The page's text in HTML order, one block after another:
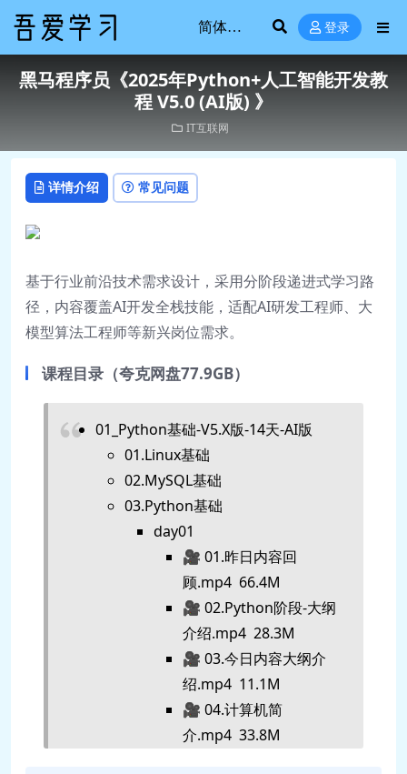
登录
黑马程序员《2025年Python+人工智能开发教
程 V5.0 (AI版) 》
IT互联网
详情介绍 常见问题
基于行业前沿技术需求设计，采用分阶段递进式学习路
径，内容覆盖AI开发全栈技能，适配AI研发工程师、大
模型算法工程师等新兴岗位需求。
课程目录（夸克网盘77.9GB）
01_Python基础-V5.X版-14天-AI版
01.Linux基础
02.MySQL基础
03.Python基础
day01
🎥 01.昨日内容回
顾.mp4 66.4M
🎥 02.Python阶段-大纲
介绍.mp4 28.3M
🎥 03.今日内容大纲介
绍.mp4 11.1M
🎥 04.计算机简
介.mp4 33.8M